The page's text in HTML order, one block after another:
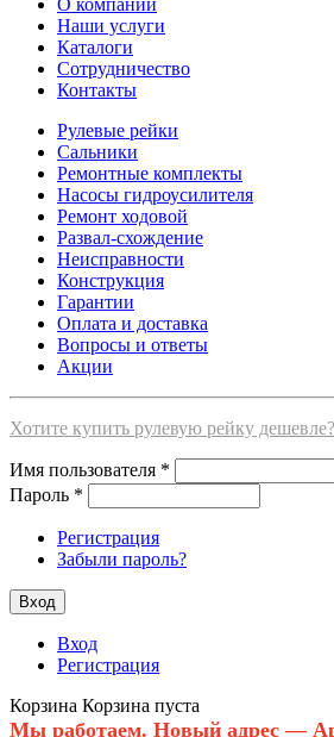
О компании
Наши услуги
Каталоги
Сотрудничество
Контакты
Рулевые рейки
Сальники
Ремонтные комплекты
Насосы гидроусилителя
Ремонт ходовой
Развал-схождение
Неисправности
Конструкция
Гарантии
Оплата и доставка
Вопросы и ответы
Акции
Хотите купить рулевую рейку дешевле?
Имя пользователя *
Пароль *
Регистрация
Забыли пароль?
Вход
Регистрация
Корзина Корзина пуста
Мы работаем. Новый адрес —